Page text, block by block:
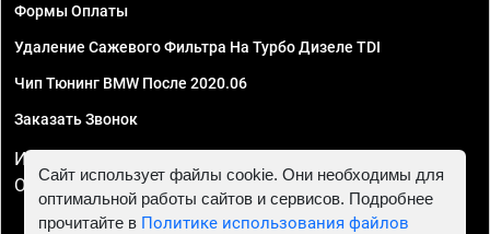
Формы Оплаты
Удаление Сажевого Фильтра На Турбо Дизеле TDI
Чип Тюнинг BMW После 2020.06
Заказать Звонок
ИП Смирнов Георгий Павлович. ИНН 781302555843,
ОГРНИП 324470400032610
Сайт использует файлы cookie. Они необходимы для
оптимальной работы сайтов и сервисов. Подробнее
прочитайте в Политике использования файлов